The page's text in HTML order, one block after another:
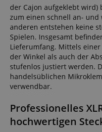
der Cajon aufgeklebt wird)
zum einen schnell an-
anderen entstehen keine
Spielen. Insgesamt
Lieferumfang. Mittels
der Winkel als auch der
stufenlos justiert werden.
handelsüblichen
verwendbar.
Professionelles
hochwertigen